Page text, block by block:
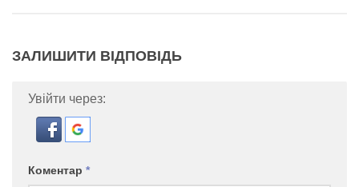
ЗАЛИШИТИ ВІДПОВІДЬ
Увійти через:
Коментар *